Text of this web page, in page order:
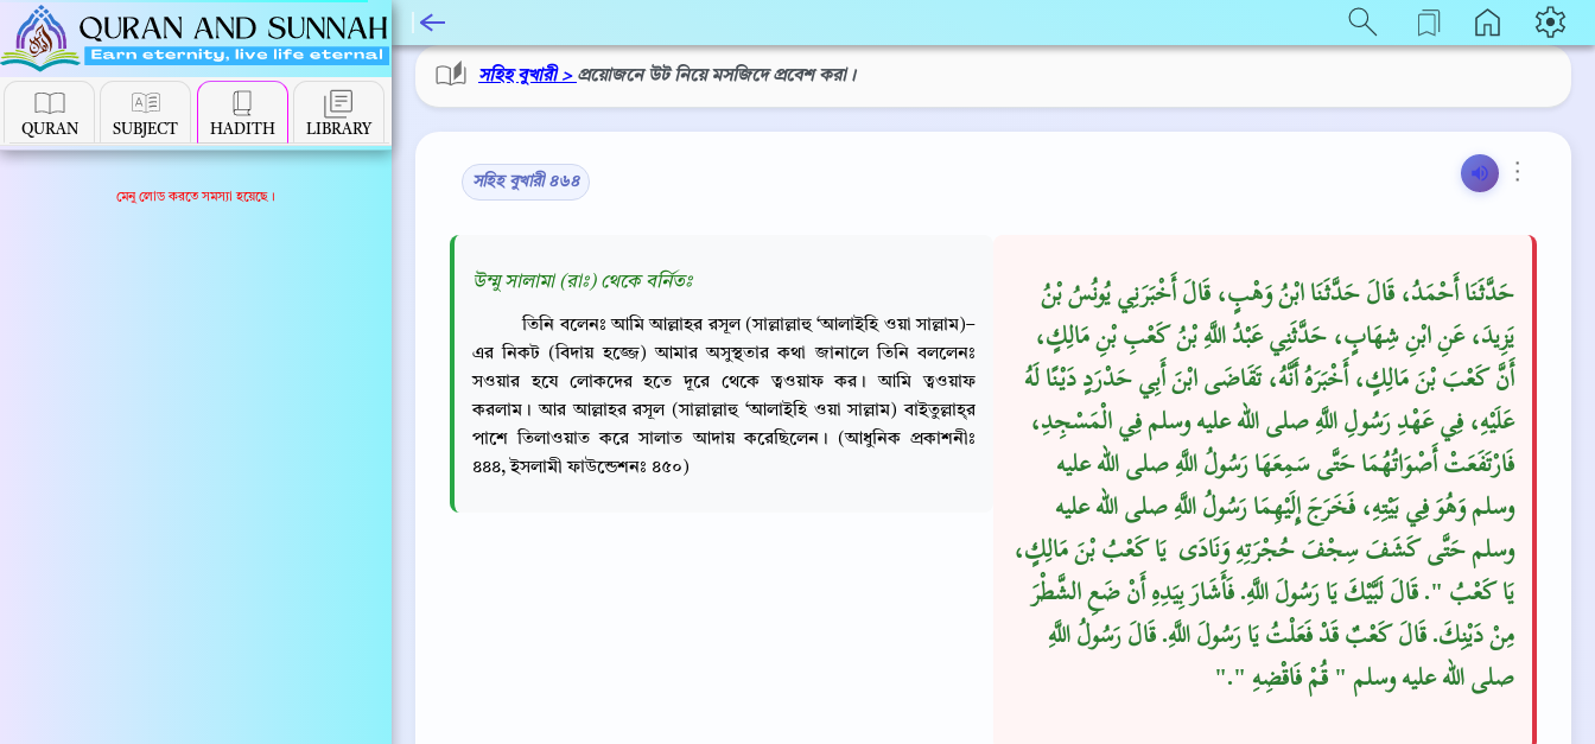
QURAN SUBJECT HADITH LIBRARY
মেনু লোড করতে সমস্যা হয়েছে।
সহিহ বুখারী > প্রয়োজনে উট নিয়ে মসজিদে প্রবেশ করা।
⋮
সহিহ বুখারী ৪৬৪
حَدَّثَنَا أَحْمَدُ، قَالَ حَدَّثَنَا ابْنُ وَهْبٍ، قَالَ أَخْبَرَنِي يُونُسُ بْنُ
يَزِيدَ، عَنِ ابْنِ شِهَابٍ، حَدَّثَنِي عَبْدُ اللَّهِ بْنُ كَعْبِ بْنِ مَالِكٍ،
أَنَّ كَعْبَ بْنَ مَالِكٍ، أَخْبَرَهُ أَنَّهُ، تَقَاضَى ابْنَ أَبِي حَدْرَدٍ دَيْنًا لَهُ
عَلَيْهِ، فِي عَهْدِ رَسُولِ اللَّهِ صلى الله عليه وسلم فِي الْمَسْجِدِ،
فَارْتَفَعَتْ أَصْوَاتُهُمَا حَتَّى سَمِعَهَا رَسُولُ اللَّهِ صلى الله عليه
وسلم وَهُوَ فِي بَيْتِهِ، فَخَرَجَ إِلَيْهِمَا رَسُولُ اللَّهِ صلى الله عليه
وسلم حَتَّى كَشَفَ سِجْفَ حُجْرَتِهِ وَنَادَى ‏‏ يَا كَعْبُ بْنَ مَالِكٍ،
يَا كَعْبُ ‏"‏‏.‏ قَالَ لَبَّيْكَ يَا رَسُولَ اللَّهِ‏.‏ فَأَشَارَ بِيَدِهِ أَنْ ضَعِ الشَّطْرَ
مِنْ دَيْنِكَ‏.‏ قَالَ كَعْبٌ قَدْ فَعَلْتُ يَا رَسُولَ اللَّهِ‏.‏ قَالَ رَسُولُ اللَّهِ
صلى الله عليه وسلم ‏"‏ قُمْ فَاقْضِهِ ‏"‏‏.‏"
উম্মু সালামা (রাঃ) থেকে বর্নিতঃ
তিনি বলেনঃ আমি আল্লাহর রসূল (সাল্লাল্লাহু ‘আলাইহি ওয়া সাল্লাম)–
এর নিকট (বিদায় হজ্জে) আমার অসুস্থতার কথা জানালে তিনি বললেনঃ
সওয়ার হযে লোকদের হতে দূরে থেকে ত্বওয়াফ কর। আমি ত্বওয়াফ
করলাম। আর আল্লাহর রসূল (সাল্লাল্লাহু ‘আলাইহি ওয়া সাল্লাম) বাইতুল্লাহ্‌র
পাশে তিলাওয়াত করে সালাত আদায় করেছিলেন। (আধুনিক প্রকাশনীঃ
৪৪৪, ইসলামী ফাউন্ডেশনঃ ৪৫০)